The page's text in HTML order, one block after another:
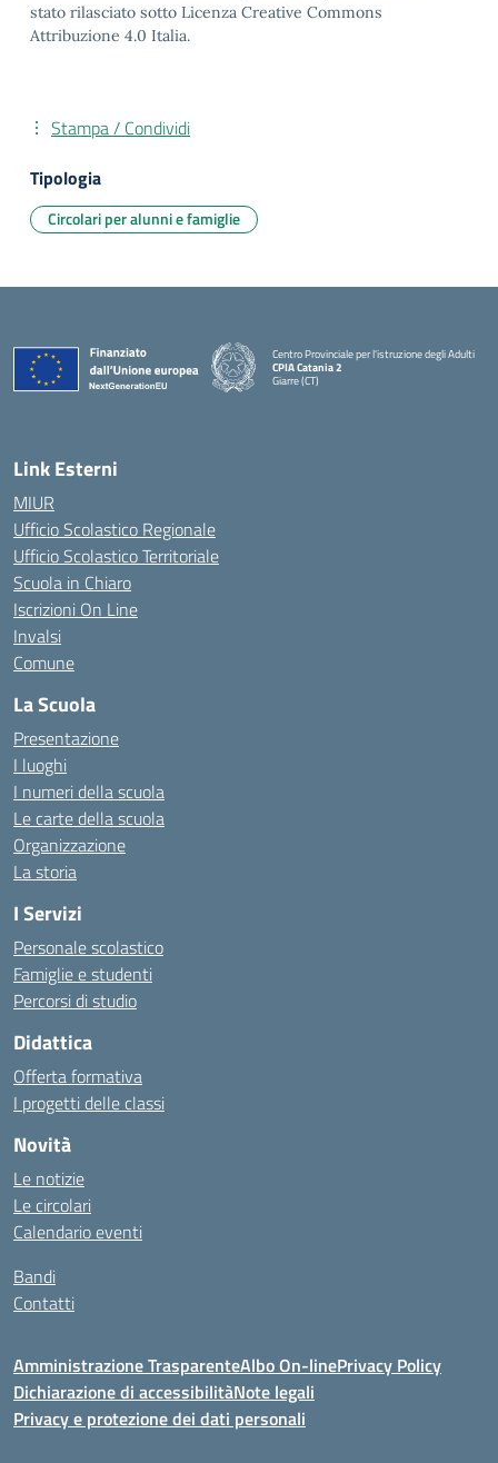
stato rilasciato sotto Licenza Creative Commons
Attribuzione 4.0 Italia.
Stampa / Condividi
Tipologia
Circolari per alunni e famiglie
Centro Provinciale per l'istruzione degli Adulti
CPIA Catania 2
Giarre (CT)
Link Esterni
MIUR
Ufficio Scolastico Regionale
Ufficio Scolastico Territoriale
Scuola in Chiaro
Iscrizioni On Line
Invalsi
Comune
La Scuola
Presentazione
I luoghi
I numeri della scuola
Le carte della scuola
Organizzazione
La storia
I Servizi
Personale scolastico
Famiglie e studenti
Percorsi di studio
Didattica
Offerta formativa
I progetti delle classi
Novità
Le notizie
Le circolari
Calendario eventi
Bandi
Contatti
Amministrazione TrasparenteAlbo On-linePrivacy Policy
Dichiarazione di accessibilitàNote legali
Privacy e protezione dei dati personali